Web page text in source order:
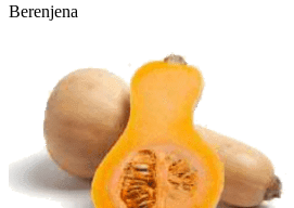
Berenjena